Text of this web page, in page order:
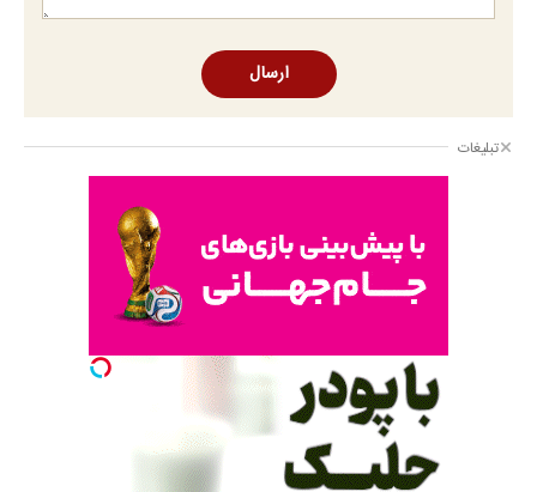
ارسال
تبلیغات